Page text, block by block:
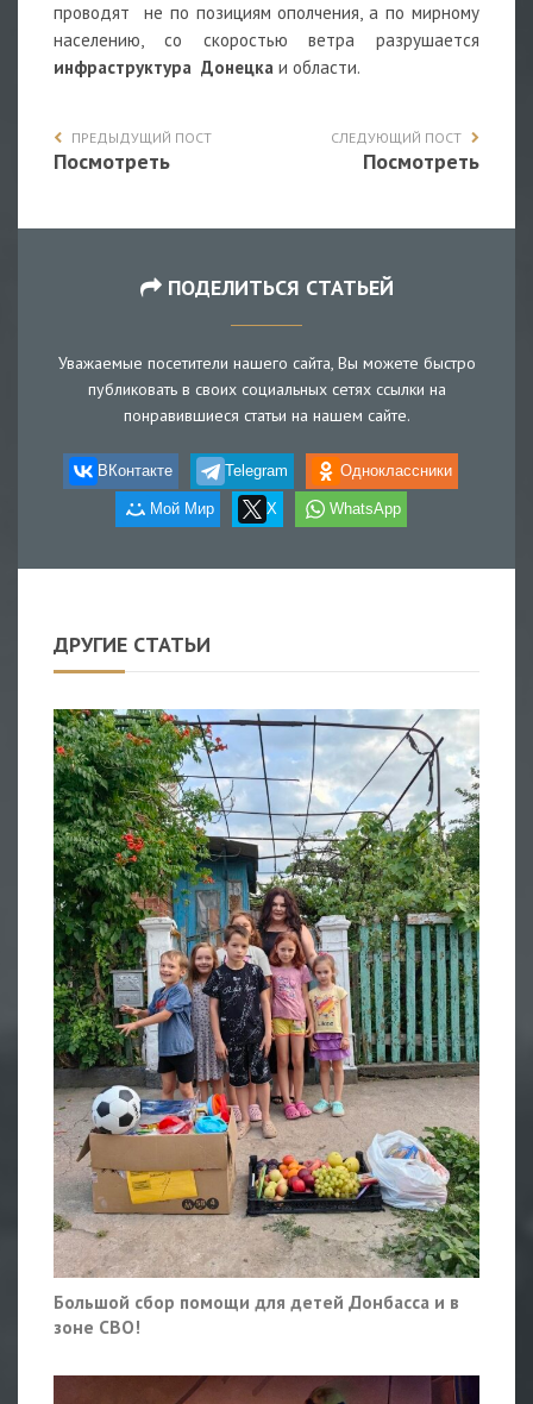
проводят не по позициям ополчения, а по мирному
населению, со скоростью ветра разрушается
инфраструктура Донецка и области.
ПРЕДЫДУЩИЙ ПОСТ
Посмотреть
СЛЕДУЮЩИЙ ПОСТ
Посмотреть
ПОДЕЛИТЬСЯ СТАТЬЕЙ
Уважаемые посетители нашего сайта, Вы можете быстро
публиковать в своих социальных сетях ссылки на
понравившиеся статьи на нашем сайте.
ВКонтакте Telegram Одноклассники
Мой Мир X WhatsApp
ДРУГИЕ СТАТЬИ
Большой сбор помощи для детей Донбасса и в
зоне СВО!